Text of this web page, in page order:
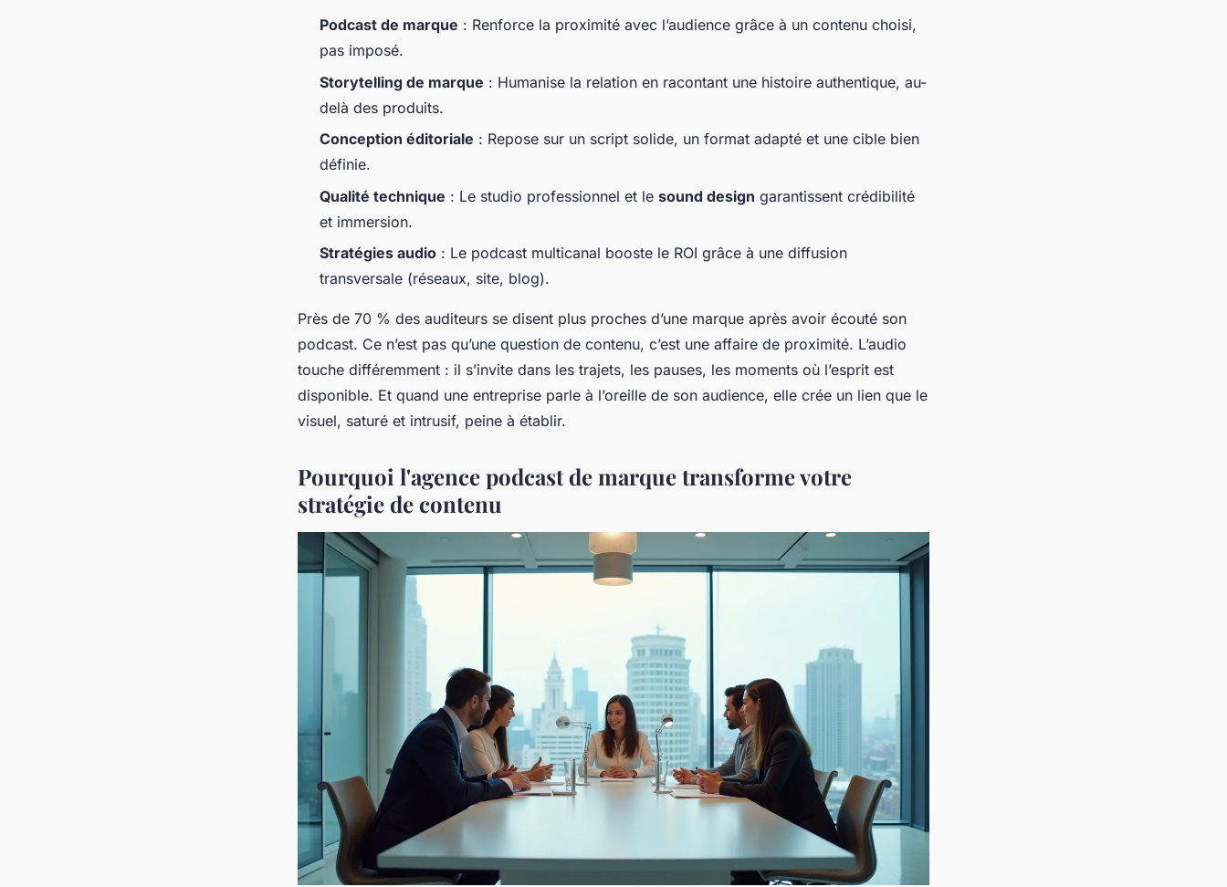
Podcast de marque : Renforce la proximité avec l’audience grâce à un contenu choisi,
pas imposé.
Storytelling de marque : Humanise la relation en racontant une histoire authentique, au-
delà des produits.
Conception éditoriale : Repose sur un script solide, un format adapté et une cible bien
définie.
Qualité technique : Le studio professionnel et le sound design garantissent crédibilité
et immersion.
Stratégies audio : Le podcast multicanal booste le ROI grâce à une diffusion
transversale (réseaux, site, blog).
Près de 70 % des auditeurs se disent plus proches d’une marque après avoir écouté son
podcast. Ce n’est pas qu’une question de contenu, c’est une affaire de proximité. L’audio
touche différemment : il s’invite dans les trajets, les pauses, les moments où l’esprit est
disponible. Et quand une entreprise parle à l’oreille de son audience, elle crée un lien que le
visuel, saturé et intrusif, peine à établir.
Pourquoi l'agence podcast de marque transforme votre
stratégie de contenu